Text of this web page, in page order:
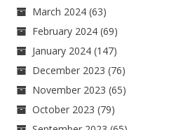
March 2024 (63)
February 2024 (69)
January 2024 (147)
December 2023 (76)
November 2023 (65)
October 2023 (79)